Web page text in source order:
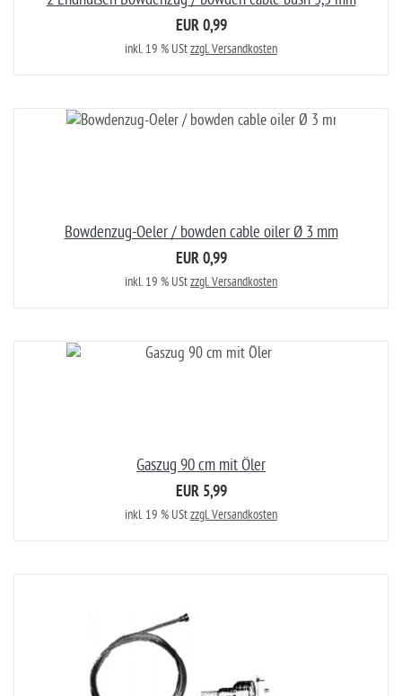
EUR 0,99
inkl. 19 % UStzzgl. Versandkosten
Bowdenzug-Oeler / bowden cable oiler Ø 3 mm
EUR 0,99
inkl. 19 % UStzzgl. Versandkosten
Gaszug 90 cm mit Öler
EUR 5,99
inkl. 19 % UStzzgl. Versandkosten